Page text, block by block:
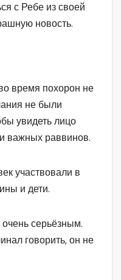
с Ребе из своей
новость.
время похорон не
не были
увидеть лицо
важных раввинов.
участвовали в
и дети.
серьёзным.
говорить, он не